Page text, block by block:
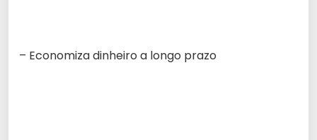
– Economiza dinheiro a longo prazo